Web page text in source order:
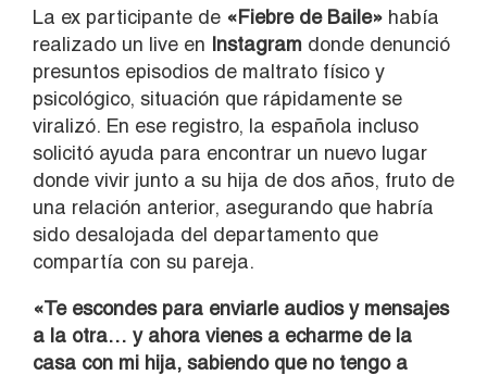
La ex participante de «Fiebre de Baile» había
realizado un live en Instagram donde denunció
presuntos episodios de maltrato físico y
psicológico, situación que rápidamente se
viralizó. En ese registro, la española incluso
solicitó ayuda para encontrar un nuevo lugar
donde vivir junto a su hija de dos años, fruto de
una relación anterior, asegurando que habría
sido desalojada del departamento que
compartía con su pareja.
«Te escondes para enviarle audios y mensajes
a la otra… y ahora vienes a echarme de la
casa con mi hija, sabiendo que no tengo a